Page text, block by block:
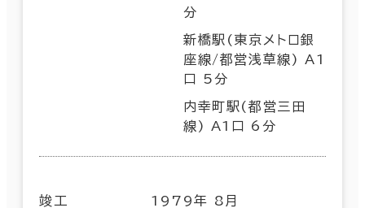
分
新橋駅(東京メトロ銀
座線/都営浅草線) A1
口 5分
内幸町駅(都営三田
線) A1口 6分
竣工 1979年 8月